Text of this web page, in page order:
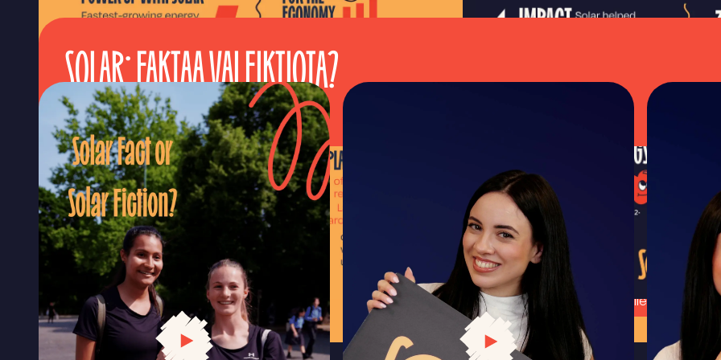
SOLAR: FAKTAA VAI FIKTIOTA?
JUHLITAAN AURINKOA
Hanki viestintäpakettimme
LISÄÄ AURINKOVIISAUTTA
Vieraile